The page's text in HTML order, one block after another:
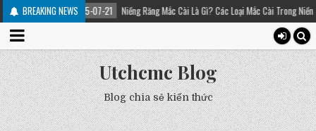
BREAKING NEWS
2025-07-21 Niềng Răng Mắc Cài Là Gì? Các Loại Mắc Cài Trong Niềng Răng –
Utchcmc Blog
Blog chia sẻ kiến thức